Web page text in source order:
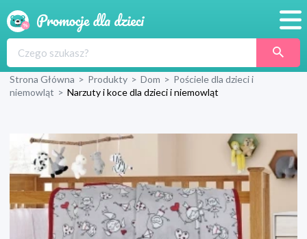
Produkty
Wyprawka
Strona Główna > Produkty > Dom > Pościele dla dzieci i
niemowląt > Narzuty i koce dla dzieci i niemowląt